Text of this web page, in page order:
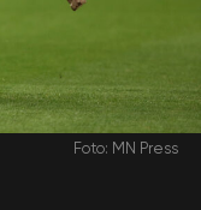
Foto: MN Press